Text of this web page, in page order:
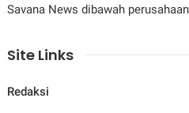
Savana News dibawah
Site Links
Redaksi